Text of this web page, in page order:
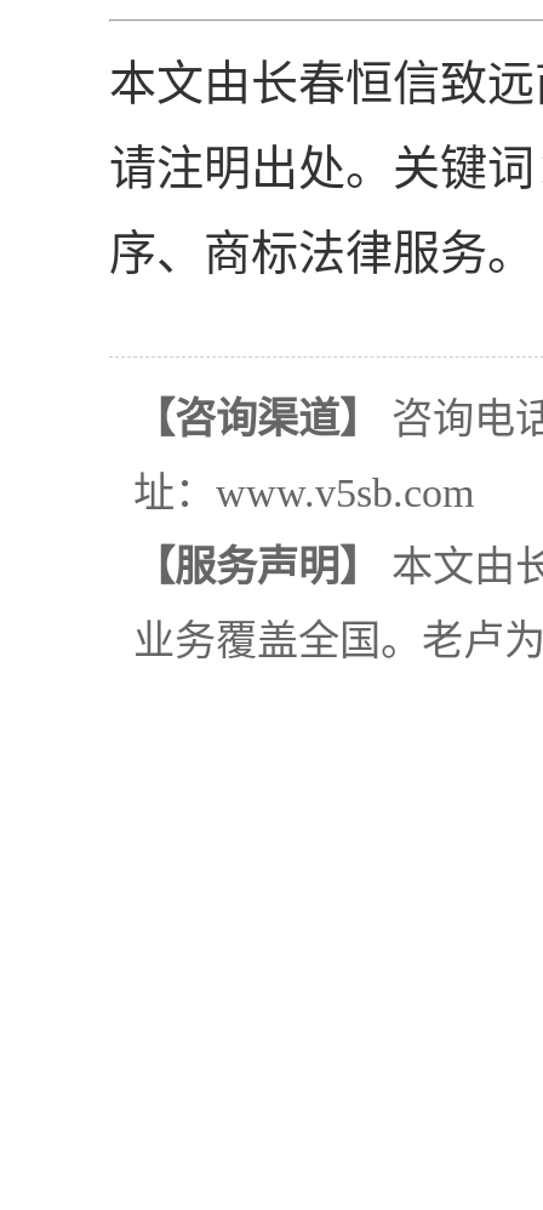
本文由长春恒信致
请注明出处。关键
序、商标法律服务。
【咨询渠道】
咨询电
址：www.v5sb.com
【服务声明】
本文由
业务覆盖全国。老卢